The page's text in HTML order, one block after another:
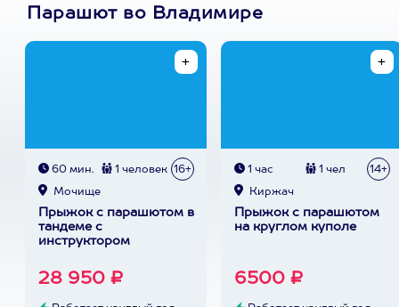
Парашют во Владимире
60 мин. 1 человек 16+
Мочище
Прыжок с парашютом в
тандеме с
инструктором
28 950 ₽
1 час 1 чел 14+
Киржач
Прыжок с парашютом
на круглом куполе
6500 ₽